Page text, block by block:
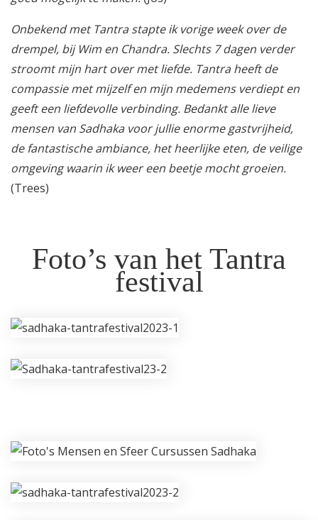
Onbekend met Tantra stapte ik vorige week over de
drempel, bij Wim en Chandra. Slechts 7 dagen verder
stroomt mijn hart over met liefde. Tantra heeft de
compassie met mijzelf en mijn medemens verdiept en
geeft een liefdevolle verbinding. Bedankt alle lieve
mensen van Sadhaka voor jullie enorme gastvrijheid,
de fantastische ambiance, het heerlijke eten, de veilige
omgeving waarin ik weer een beetje mocht groeien.
(Trees)
Foto’s van het Tantra
festival